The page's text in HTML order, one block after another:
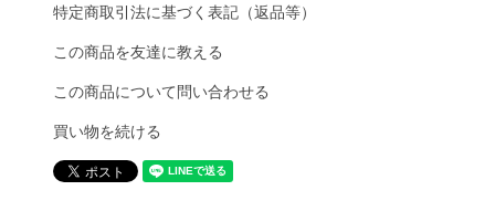
特定商取引法に基づく表記（返品等）
この商品を友達に教える
この商品について問い合わせる
買い物を続ける